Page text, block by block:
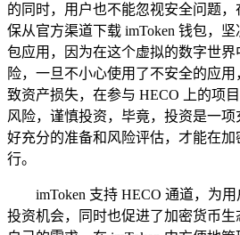
的同时，用户也不能忽视安全问题
保从官方渠道下载 imToken 钱包，
包应用，因为在这个虚拟的数字世
险，一旦不小心使用了不安全的应
致资产损失，在参与 HECO 上的项
风险，谨慎投资，毕竟，投资是一
好充分的准备和风险评估，才能在
行。
imToken 支持 HECO 通道，为
投资机会，同时也促进了加密货币